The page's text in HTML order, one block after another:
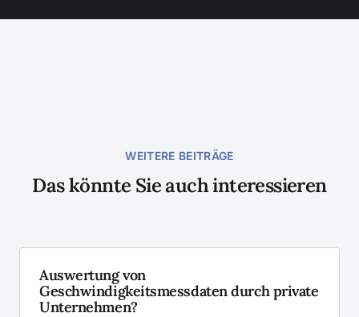
WEITERE BEITRÄGE
Das könnte Sie auch interessieren
Auswertung von
Geschwindigkeitsmessdaten durch private
Unternehmen?